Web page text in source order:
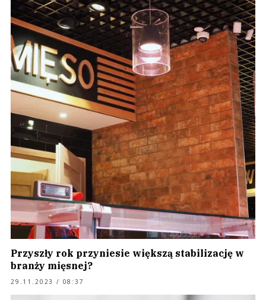
Przyszły rok przyniesie większą stabilizację w
branży mięsnej?
29.11.2023 / 08:37